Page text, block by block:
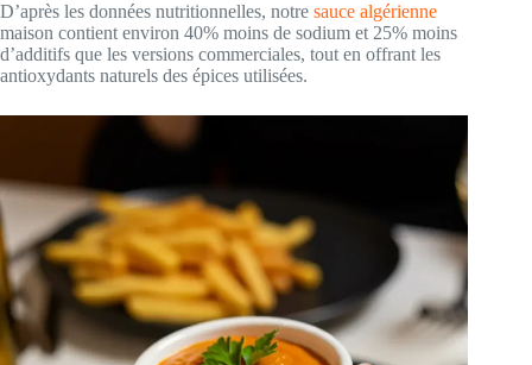
D’après les données nutritionnelles, notre sauce algérienne
maison contient environ 40% moins de sodium et 25% moins
d’additifs que les versions commerciales, tout en offrant les
antioxydants naturels des épices utilisées.